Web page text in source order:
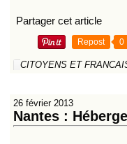
Partager cet article
Repost 0
CITOYENS ET
26 février 2013
Nantes :